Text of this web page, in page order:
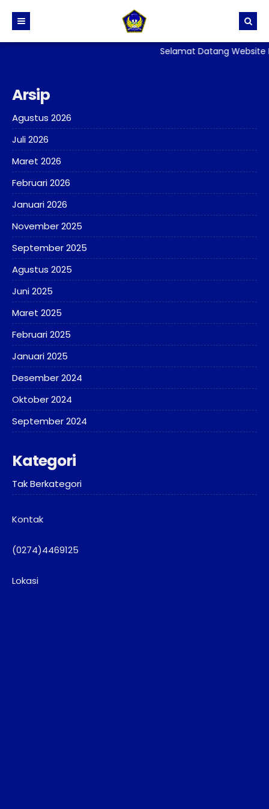
Sejarah dan Identitas Sekolah
Visi, Misi dan Tujuan Sekolah
Stuktur Organisasi Sekolah
Kurikulum
Kesiswaan
Kehumasan
Sarana Prasarana
BERITA
DIREKTORI
PPID
SKM
PERPUSTAKAAN
ADIWIYATA
TATA TERTIB
GALERI
LAYANAN
E-Rapor
Penelitian
Persuratan, Legalisir
ALUMNI
Selamat Datang Website
Arsip
Agustus 2026
Juli 2026
Maret 2026
Februari 2026
Januari 2026
November 2025
September 2025
Agustus 2025
Juni 2025
Maret 2025
Februari 2025
Januari 2025
Desember 2024
Oktober 2024
September 2024
Kategori
Tak Berkategori
Kontak
(0274)4469125
Lokasi